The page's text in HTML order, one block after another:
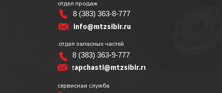
zapchasti@mtzsibir.ru
отдел запасных частей
сервисная служба
info@mtzsibir.ru
отдел продаж
8 (383) 363-9-777
8 (383) 363-8-777